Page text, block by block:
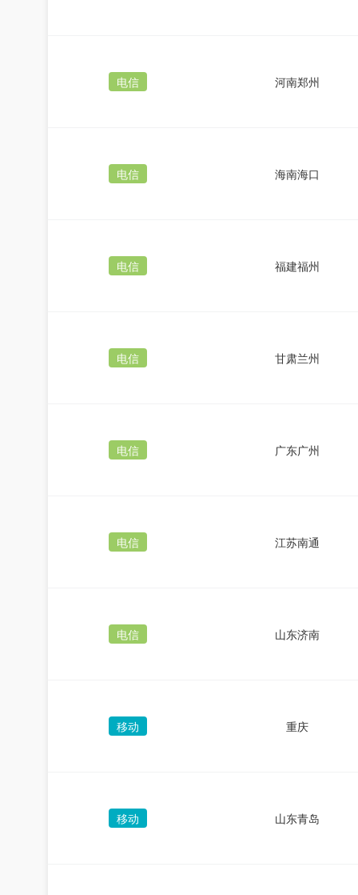
电信 河南郑州
电信 海南海口
电信 福建福州
电信 甘肃兰州
电信 广东广州
电信 江苏南通
电信 山东济南
移动 重庆
移动 山东青岛